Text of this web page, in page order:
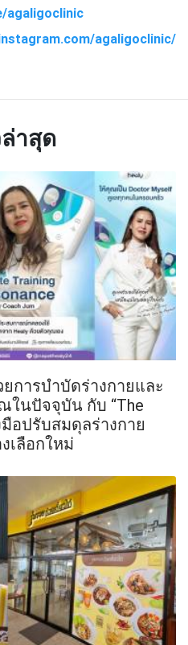
agaligoclinic
agaligoclinic/
าสุด
การบำบัดร่างกายและ
นปัจจุบัน กับ “The
มือปรับสมดุลร่างกาย
เลือกใหม่